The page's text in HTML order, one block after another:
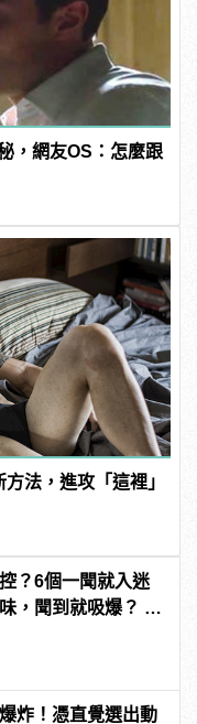
，網友OS：怎麼跟
法，進攻「這裡」
？6個一聞就入迷
，聞到就吸爆？ |
炸！憑直覺選出動